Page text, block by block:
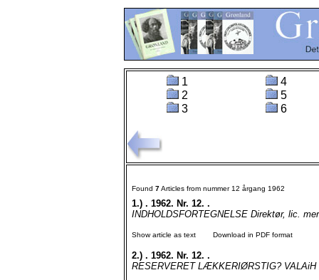
1
2
3
4
5
6
Found 7Articles from nummer 12 årgang 1962
1.) . 1962. Nr. 12. .
INDHOLDSFORTEGNELSE Direktør, lic.
Show article as text Download in PDF format
2.) . 1962. Nr. 12. .
RESERVERET LÆKKERIØRSTIG?